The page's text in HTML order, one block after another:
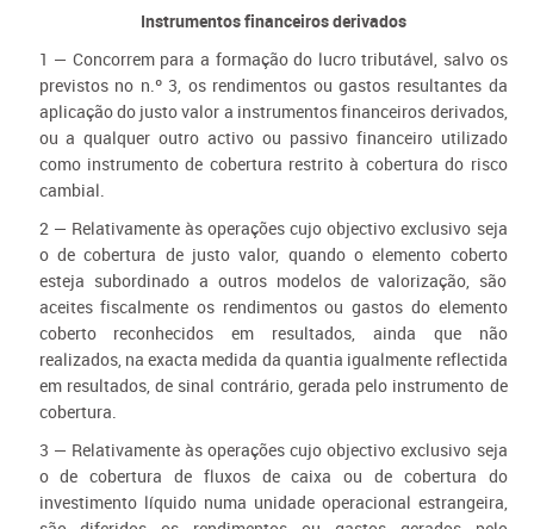
Instrumentos financeiros derivados
1 — Concorrem para a formação do lucro tributável, salvo os
previstos no n.º 3, os rendimentos ou gastos resultantes da
aplicação do justo valor a instrumentos financeiros derivados,
ou a qualquer outro activo ou passivo financeiro utilizado
como instrumento de cobertura restrito à cobertura do risco
cambial.
2 — Relativamente às operações cujo objectivo exclusivo seja
o de cobertura de justo valor, quando o elemento coberto
esteja subordinado a outros modelos de valorização, são
aceites fiscalmente os rendimentos ou gastos do elemento
coberto reconhecidos em resultados, ainda que não
realizados, na exacta medida da quantia igualmente reflectida
em resultados, de sinal contrário, gerada pelo instrumento de
cobertura.
3 — Relativamente às operações cujo objectivo exclusivo seja
o de cobertura de fluxos de caixa ou de cobertura do
investimento líquido numa unidade operacional estrangeira,